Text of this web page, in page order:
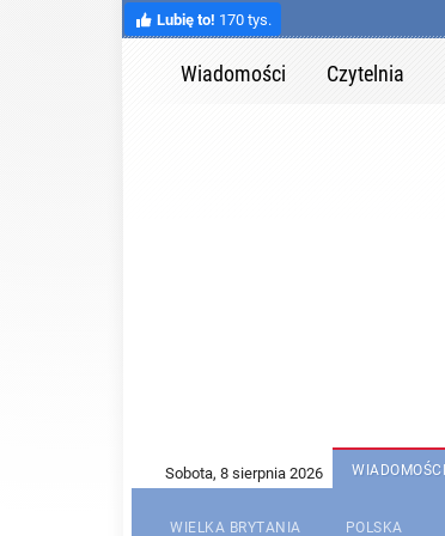
Lubię to! 170 tys.
Wiadomości Czytelnia
WIADOMOŚCI
WIELKA BRYTANIA POLSKA